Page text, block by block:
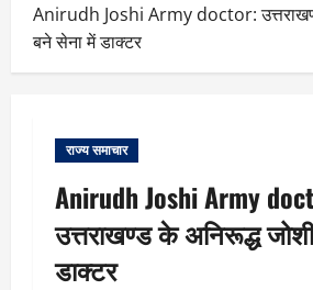
Anirudh Joshi Army doctor:
बने सेना में डाक्टर
राज्य समाचार
Anirudh Joshi Army
उत्तराखण्ड के अनिरूद्ध
डाक्टर